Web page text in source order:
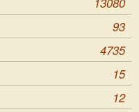
93
4735
15
12